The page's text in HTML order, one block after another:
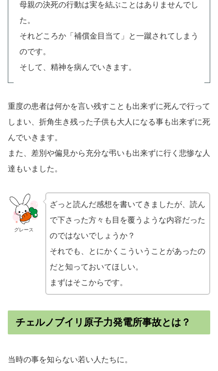
母親の決死の行動は実を結ぶことはありませんでし
た。
それどころか「補償金目当て」と一蹴されてしまう
のです。
そして、精神を病んでいきます。
重度の患者は何かを言い残すことも出来ずに死んで行って
しまい、折角生き残った子供も大人になる事も出来ずに死
んでいきます。
また、差別や偏見から充分な弔いも出来ずに行く悲惨な人
達もいました。
グレース
ざっと読んだ感想を書いてきましたが、読ん
で下さった方々も目を覆うような内容だった
のではないでしょうか？
それでも、とにかくこういうことがあったの
だと知っておいてほしい。
まずはそこからです。
チェルノブイリ原子力発電所事故とは？
当時の事を知らない若い人たちに。